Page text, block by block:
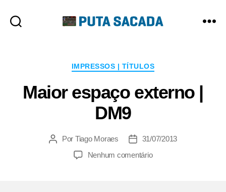
Categorias
IMPRESSOS | TÍTULOS
Maior espaço externo |
DM9
Autor
Por Tiago Moraes
Data31/07/2013
Nenhum comentárioem